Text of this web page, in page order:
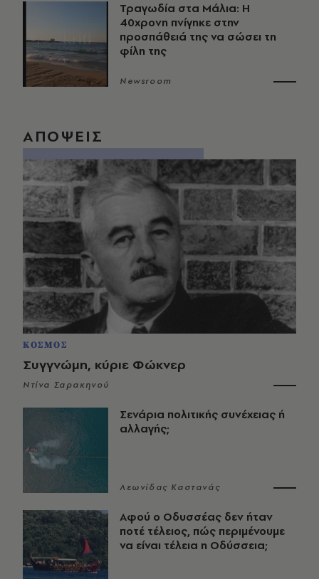
Τραγωδία στα Μάλια: Η
40χρονη πνίγηκε στην
προσπάθειά της να σώσει τη
φίλη της
Newsroom
ΑΠΟΨΕΙΣ
ΚΟΣΜΟΣ
Συγγνώμη, κύριε Φώκνερ
Ντίνα Σαρακηνού
Σενάρια πολιτικής συνέχειας ή
αλλαγής;
Λεωνίδας Καστανάς
Αφού ο Οδυσσέας δεν ήταν
ποτέ τέλειος, πώς περιμένουμε
να είναι τέλεια η Οδύσσεια;